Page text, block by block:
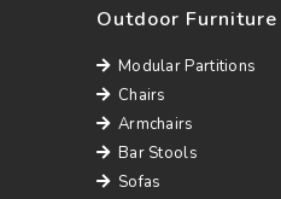
Outdoor Furniture
Modular Partitions
Chairs
Armchairs
Bar Stools
Sofas